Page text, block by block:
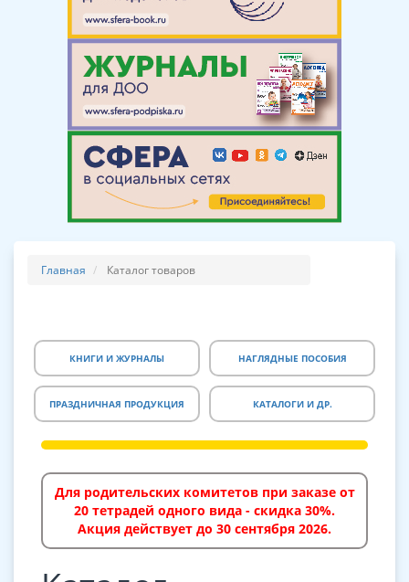
Главная Каталог товаров
КНИГИ И ЖУРНАЛЫ НАГЛЯДНЫЕ ПОСОБИЯ
ПРАЗДНИЧНАЯ ПРОДУКЦИЯ КАТАЛОГИ И ДР.
Для родительских комитетов при заказе от
20 тетрадей одного вида - скидка 30%.
Акция действует до 30 сентября 2026.